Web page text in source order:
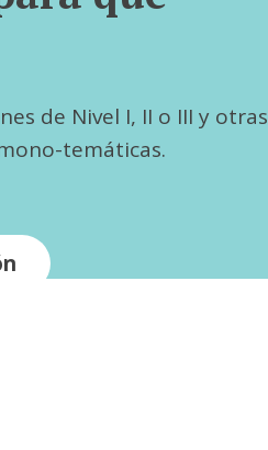
de Nivel I, II o III y otras
temáticas.